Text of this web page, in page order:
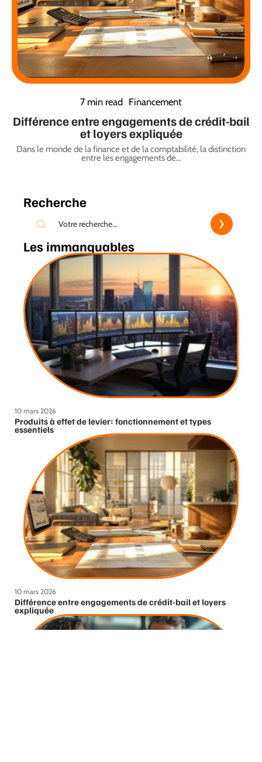
7 min read Financement
Différence entre engagements de crédit-bail
et loyers expliquée
Dans le monde de la finance et de la comptabilité, la distinction
entre les engagements de…
Recherche
Les immanquables
10 mars 2026
Produits à effet de levier: fonctionnement et types
essentiels
10 mars 2026
Différence entre engagements de crédit-bail et loyers
expliquée